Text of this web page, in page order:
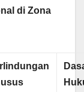
di Zona